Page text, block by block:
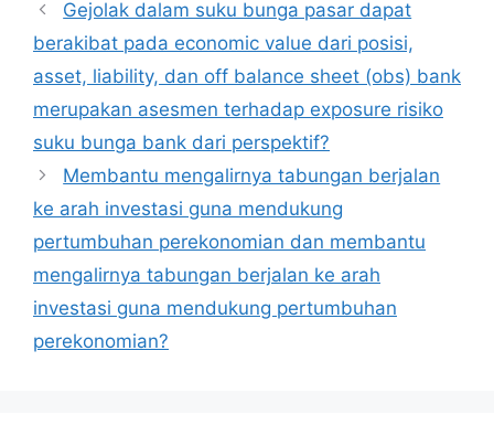
Gejolak dalam suku bunga pasar dapat
berakibat pada economic value dari posisi,
asset, liability, dan off balance sheet (obs) bank
merupakan asesmen terhadap exposure risiko
suku bunga bank dari perspektif?
Membantu mengalirnya tabungan berjalan
ke arah investasi guna mendukung
pertumbuhan perekonomian dan membantu
mengalirnya tabungan berjalan ke arah
investasi guna mendukung pertumbuhan
perekonomian?